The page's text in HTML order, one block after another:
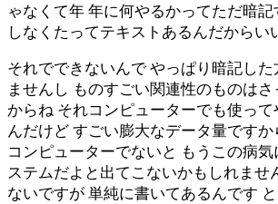
ゃなくて年 年に何やるかってただ暗
しなくたってテキストあるんだからい
それでできないんで やっぱり暗記し
ませんし ものすごい関連性のものは
からね それコンピューターでも使っ
んだけど すごい膨大なデータ量です
コンピューターでないと もうこの病
ステムだよと出てこないかもしれませ
ないですが 単純に書いてあるんです